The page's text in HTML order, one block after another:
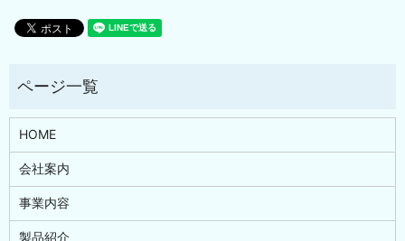
HOME
会社案内
事業内容
製品紹介